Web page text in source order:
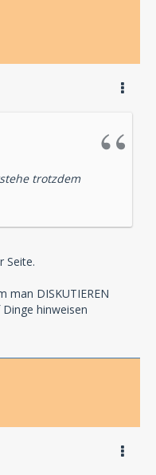
trotzdem
Seite.
man DISKUTIEREN
hinweisen